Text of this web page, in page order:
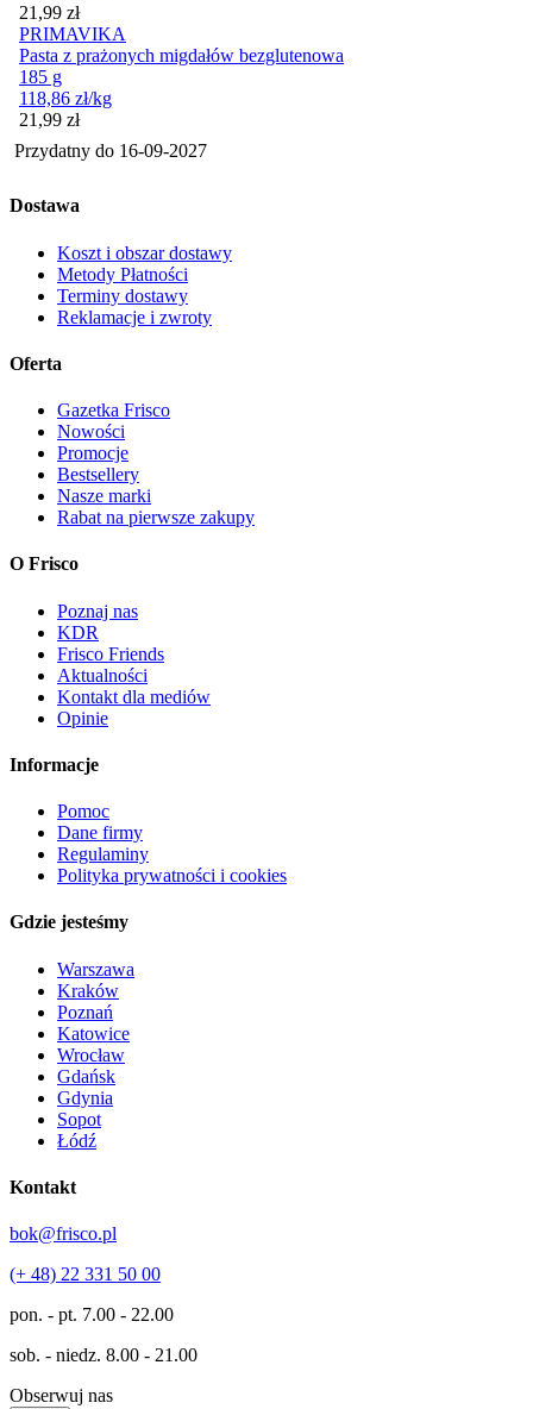
Cena
21,99 zł
PRIMAVIKA
Pasta z prażonych migdałów bezglutenowa
185 g
118,86 zł/kg
Cena
21,99 zł
Przydatny do 16-09-2027
Dostawa
Koszt i obszar dostawy
Metody Płatności
Terminy dostawy
Reklamacje i zwroty
Oferta
Gazetka Frisco
Nowości
Promocje
Bestsellery
Nasze marki
Rabat na pierwsze zakupy
O Frisco
Poznaj nas
KDR
Frisco Friends
Aktualności
Kontakt dla mediów
Opinie
Informacje
Pomoc
Dane firmy
Regulaminy
Polityka prywatności i cookies
Gdzie jesteśmy
Warszawa
Kraków
Poznań
Katowice
Wrocław
Gdańsk
Gdynia
Sopot
Łódź
Kontakt
bok@frisco.pl
(+ 48) 22 331 50 00
pon. - pt. 7.00 - 22.00
sob. - niedz. 8.00 - 21.00
Obserwuj nas